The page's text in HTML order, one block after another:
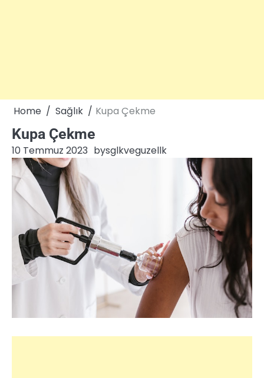
Home Sağlık Kupa Çekme
Kupa Çekme
10 Temmuz 2023 bysglkveguzellk